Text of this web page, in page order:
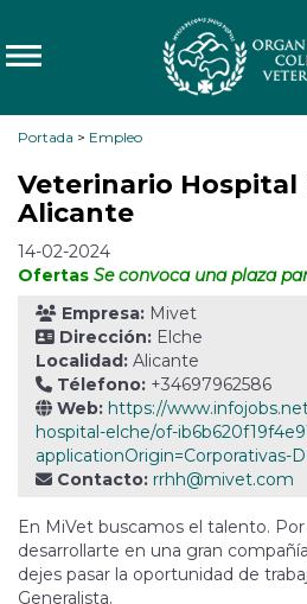
Portada > Empleo
Veterinario Hospital
Alicante
14-02-2024
Ofertas Se convoca una plaza
Empresa: Mivet
Dirección: Elche
Localidad: Alicante
Télefono: +34697962586
Web: https://
hospital-elche/of-
applicationOrigin=Corporativas-
Contacto: rrhh@mivet.com
En MiVet buscamos el talento.
desarrollarte en una gran
dejes pasar la oportunidad de
Generalista.